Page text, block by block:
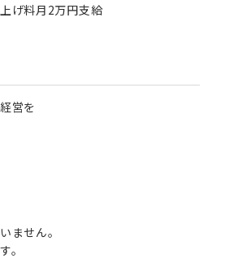
げ料月2万円支給
営を
ません。
。